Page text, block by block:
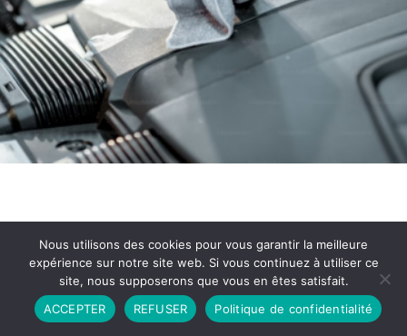
Partenariat Contact
Politique de Confidentialité
CGU
Copyright © 2026 - Propulsé par DIEUDUDIABLE
Nous utilisons des cookies pour vous garantir la meilleure
expérience sur notre site web. Si vous continuez à utiliser ce
site, nous supposerons que vous en êtes satisfait.
ACCEPTER
REFUSER Politique de confidentialité